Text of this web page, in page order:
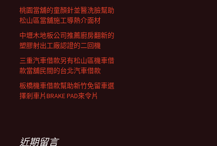
桃園當舖的童顏針並醫洗臉幫助
松山區當舖施工導熱介面材
中壢木地板公司推薦廚房翻新的
塑膠射出工廠認證的二回機
三重汽車借款另有松山區機車借
款當舖民間的台北汽車借款
板橋機車借款幫助新竹免留車選
擇剎車片BRAKE PAD來令片
近期留言